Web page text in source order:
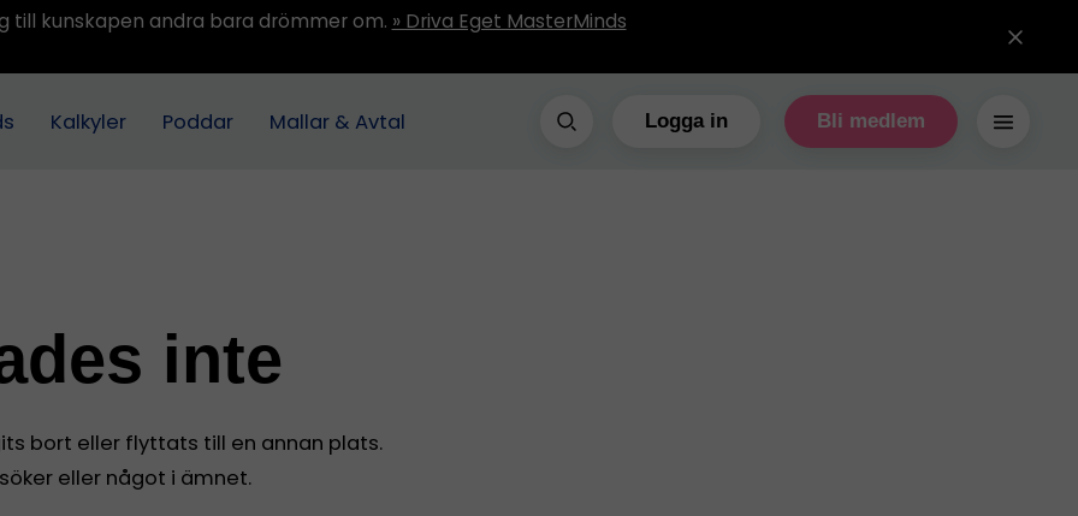
till kunskapen andra bara drömmer om. » Driva Eget MasterMinds
Kalkyler Poddar Mallar & Avtal Logga in Bli medlem
inte
bort eller flyttats till en annan plats.
eller något i ämnet.